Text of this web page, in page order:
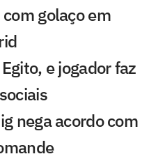
golaço em
e jogador faz
nega acordo com